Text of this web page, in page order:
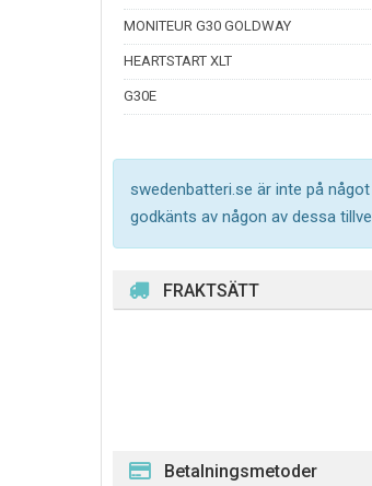
MONITEUR G30 GOLDWAY
HEARTSTART XLT
G30E
swedenbatteri.se är inte på
godkänts av någon av dessa
FRAKTSÄTT
Betalningsmetoder